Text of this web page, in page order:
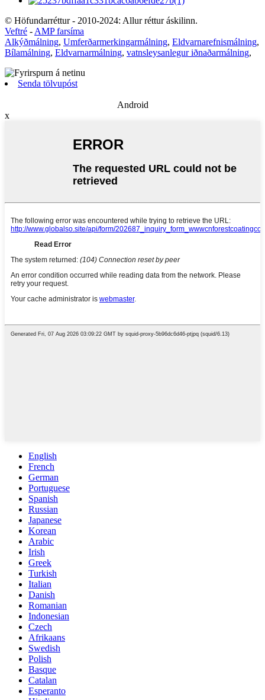
© Höfundarréttur - 2010-2024: Allur réttur áskilinn.
Veftré - AMP farsíma
Alkýðmálning, Umferðarmerkingarmálning, Eldvarnarefnismálning,
Bílamálning, Eldvarnarmálning, vatnsleysanlegur iðnaðarmálning,
Senda tölvupóst
Android
x
English
French
German
Portuguese
Spanish
Russian
Japanese
Korean
Arabic
Irish
Greek
Turkish
Italian
Danish
Romanian
Indonesian
Czech
Afrikaans
Swedish
Polish
Basque
Catalan
Esperanto